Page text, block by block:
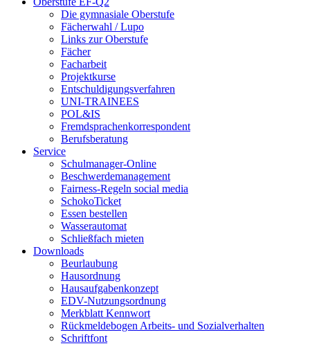
Die gymnasiale Oberstufe
Fächerwahl / Lupo
Links zur Oberstufe
Fächer
Facharbeit
Projektkurse
Entschuldigungsverfahren
UNI-TRAINEES
POL&IS
Fremdsprachenkorrespondent
Berufsberatung
Service
Schulmanager-Online
Beschwerdemanagement
Fairness-Regeln social media
SchokoTicket
Essen bestellen
Wasserautomat
Schließfach mieten
Downloads
Beurlaubung
Hausordnung
Hausaufgabenkonzept
EDV-Nutzungsordnung
Merkblatt Kennwort
Rückmeldebogen Arbeits- und Sozialverhalten
Schriftfont